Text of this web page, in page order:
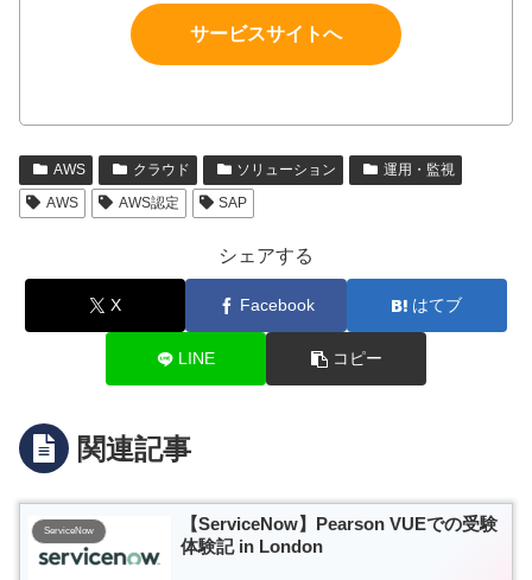
サービスサイトへ
AWS クラウド ソリューション
運用・監視
AWS
AWS認定 SAP
シェアする
X Facebook はてブ
LINE コピー
関連記事
ServiceNow
【ServiceNow】Pearson VUEでの受験
体験記 in London